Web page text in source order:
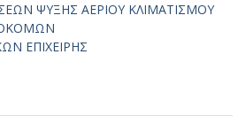
ΨΥΞΗΣ ΑΕΡΙΟΥ ΚΛΙΜΑΤΙΣΜΟΥ
ΕΠΙΧΕΙΡΗΣ